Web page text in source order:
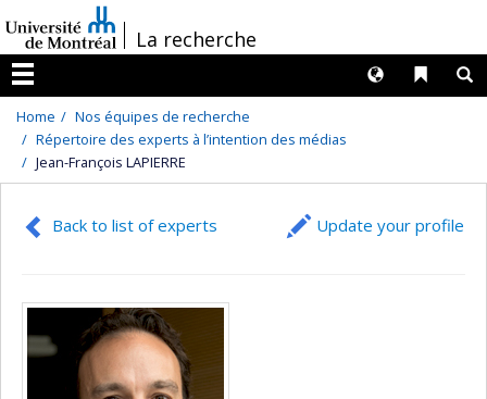
au
contenu
/La recherche
Menu
Liens
Langues
Home
Nos équipes de recherche
Répertoire des experts à l’intention des médias
Jean-François LAPIERRE
Back to list of experts Update your profile